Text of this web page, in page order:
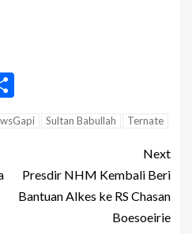
Sultan Babullah Ternate
Next
Presdir NHM Kembali Beri
Bantuan Alkes ke RS Chasan
Boesoeirie